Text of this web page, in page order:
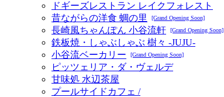
ドギーズレストラン レイクフォレスト
昔ながらの洋食 蜩の里
[Grand Opening Soon]
長崎風ちゃんぽん 小谷流軒 [Grand Opening Soon]
鉄板焼・しゃぶしゃぶ 樹々 -JUJU-
小谷流ベーカリー
[Grand Opening Soon]
ピッツェリア・ダ・ヴェルデ
甘味処 水辺茶屋
プールサイドカフェ /